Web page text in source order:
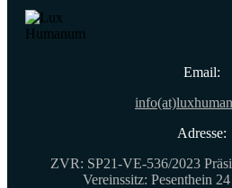
Email:
Adresse:
ZVR: SP21-VE-536/2023
Vereinssitz: Pesenthein